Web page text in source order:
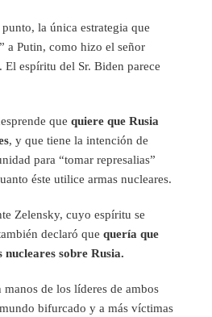
la única estrategia que
a Putin, como hizo el señor
espíritu del Sr. Biden parece
que quiere que Rusia
, y que tiene la intención de
para “tomar represalias”
éste utilice armas nucleares.
Zelensky, cuyo espíritu se
declaró que quería que
sobre Rusia.
de los líderes de ambos
bifurcado y a más víctimas